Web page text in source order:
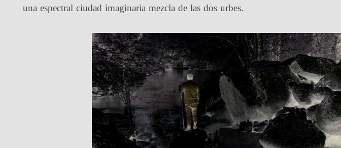
una espectral ciudad imaginaria mezcla de las dos urbes.